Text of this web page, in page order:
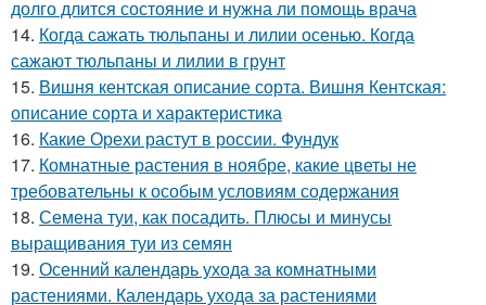
долго длится состояние и нужна ли помощь врача
14. Когда сажать тюльпаны и лилии осенью. Когда
сажают тюльпаны и лилии в грунт
15. Вишня кентская описание сорта. Вишня Кентская:
описание сорта и характеристика
16. Какие Орехи растут в россии. Фундук
17. Комнатные растения в ноябре, какие цветы не
требовательны к особым условиям содержания
18. Семена туи, как посадить. Плюсы и минусы
выращивания туи из семян
19. Осенний календарь ухода за комнатными
растениями. Календарь ухода за растениями